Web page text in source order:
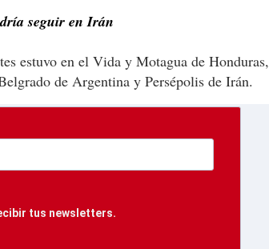
seguir en Irán
estuvo en el Vida y Motagua de Honduras,
de Argentina y Persépolis de Irán.
tus newsletters.